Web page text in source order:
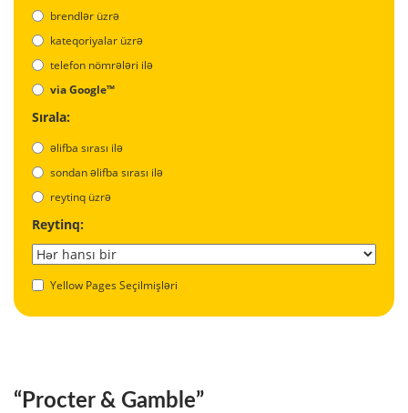
brendlər üzrə
kateqoriyalar üzrə
telefon nömrələri ilə
via Google™
Sırala:
əlifba sırası ilə
sondan əlifba sırası ilə
reytinq üzrə
Reytinq:
Yellow Pages Seçilmişləri
“Procter & Gamble”